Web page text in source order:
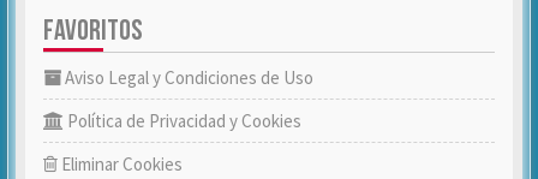
FAVORITOS
Aviso Legal y Condiciones de Uso
Política de Privacidad y Cookies
Eliminar Cookies